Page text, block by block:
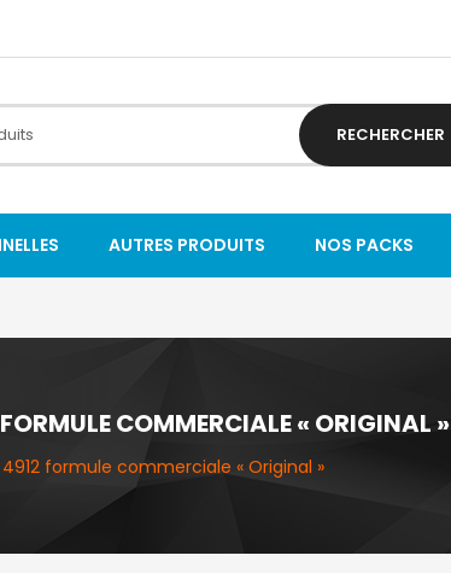
RECHERCHER
AUTRES PRODUITS NOS PACKS
COMMERCIALE « ORIGINAL »
formule commerciale « Original »